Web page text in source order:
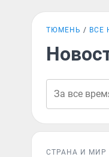
ТЮМЕНЬ ВСЕ
СТРАНА И МИР